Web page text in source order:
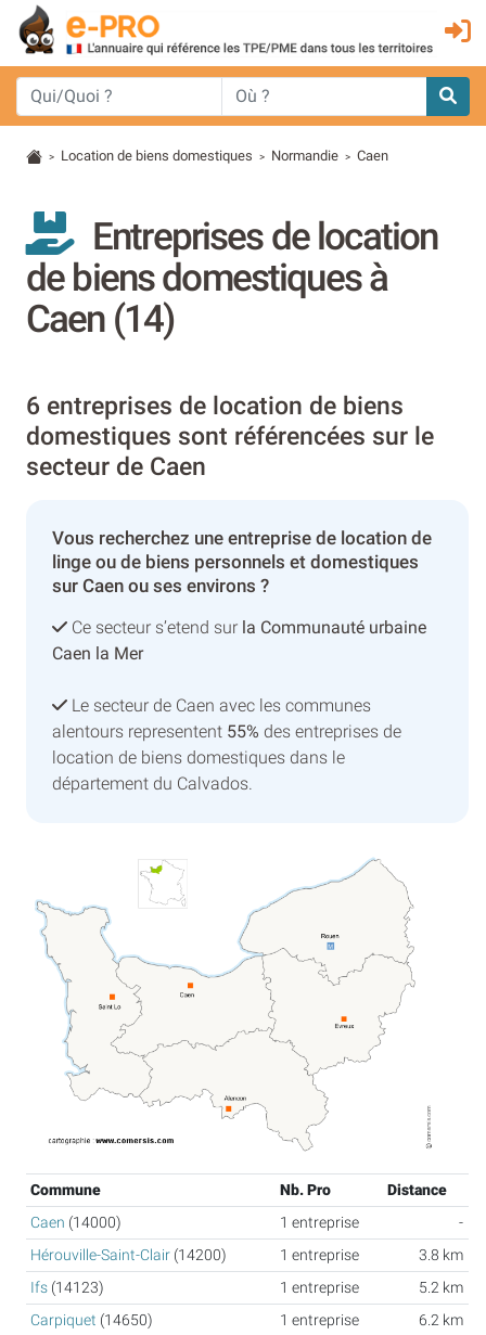
> Location de biens domestiques > Normandie > Caen
Entreprises de location
de biens domestiques à
Caen (14)
6 entreprises de location de biens
domestiques sont référencées sur le
secteur de Caen
Vous recherchez une entreprise de location de
linge ou de biens personnels et domestiques
sur Caen ou ses environs ?
Ce secteur s’etend sur la Communauté urbaine
Caen la Mer
Le secteur de Caen avec les communes
alentours representent 55% des entreprises de
location de biens domestiques dans le
département du Calvados.
Commune Nb. Pro
Distance
Caen (14000) 1 entreprise
-
Hérouville-Saint-Clair (14200) 1 entreprise
3.8 km
Ifs (14123) 1 entreprise
5.2 km
Carpiquet (14650) 1 entreprise
6.2 km